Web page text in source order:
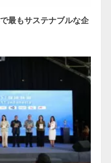
最もサステナブルな企